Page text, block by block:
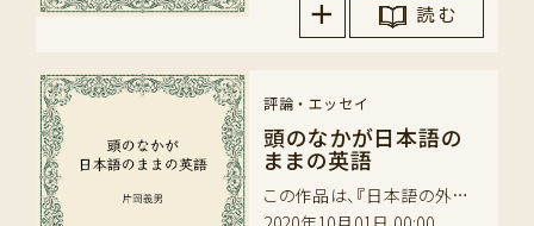
読 む
評論・エッセイ
頭のなかが日本語の
ままの英語
この作品は、『日本語の外…